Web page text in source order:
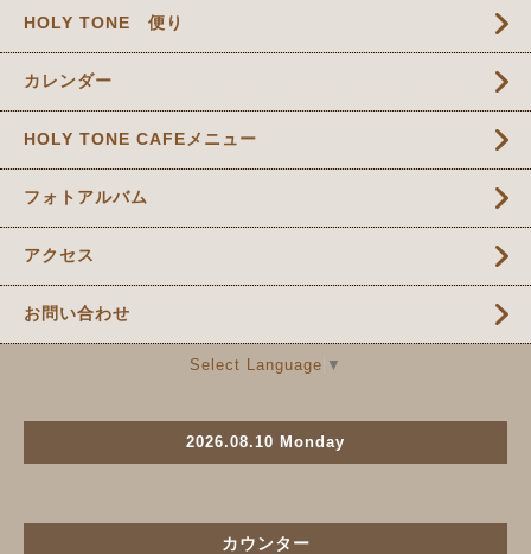
HOLY TONE 便り
カレンダー
HOLY TONE CAFEメニュー
フォトアルバム
アクセス
お問い合わせ
Select Language ▼
2026.08.10 Monday
カウンター